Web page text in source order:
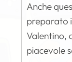
Anche
preparato
Valentino,
piacevole